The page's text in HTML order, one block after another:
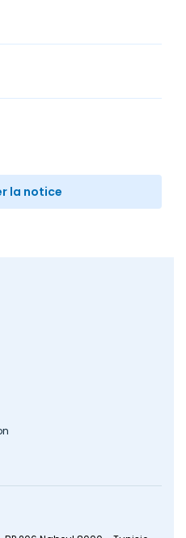
la notice